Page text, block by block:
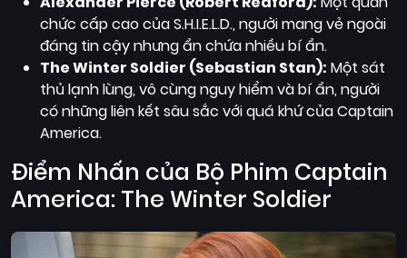
chức cấp cao của S.H.I.E.L.D., người mang vẻ ngoài
đáng tin cậy nhưng ẩn chứa nhiều bí ẩn.
The Winter Soldier (Sebastian Stan): Một sát
thủ lạnh lùng, vô cùng nguy hiểm và bí ẩn, người
có những liên kết sâu sắc với quá khứ của Captain
America.
Điểm Nhấn của Bộ Phim Captain
America: The Winter Soldier